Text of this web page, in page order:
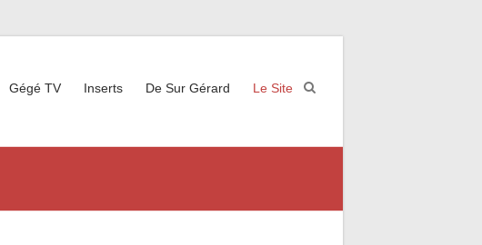
Gégé TV Inserts De Sur Gérard Le Site